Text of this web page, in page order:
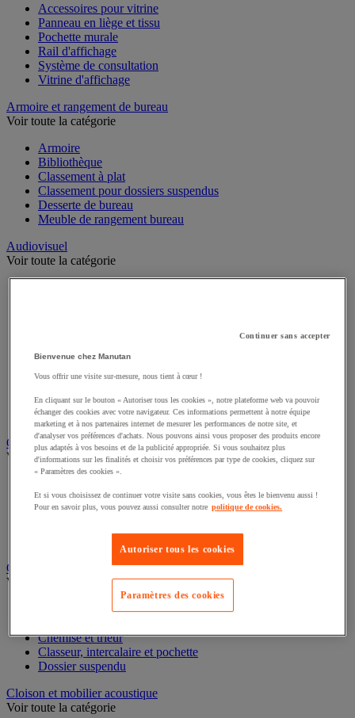
Accessoires pour vitrine
Panneau en liège et tissu
Pochette murale
Rail d'affichage
Système de consultation
Vitrine d'affichage
Armoire et rangement de bureau
Voir toute la catégorie
Armoire
Bibliothèque
Classement à plat
Classement pour dossiers suspendus
Desserte de bureau
Meuble de rangement bureau
Audiovisuel
Voir toute la catégorie
Matériel de projection et vidéoprojection
Sonorisation et enregistrement professionnels
Système d'affichage dynamique et interactif
Télévision, lecteur DVD et Blu-ray
Chauffage, climatisation et traitement de l'air
Voir toute la catégorie
Climatiseur
Rafraîchisseur d'air
Classement et archivage
Voir toute la catégorie
Accessoires de classement pour le bureau
Chemise et trieur
Classeur, intercalaire et pochette
Dossier suspendu
Cloison et mobilier acoustique
Voir toute la catégorie
Continuer sans accepter
Bienvenue chez Manutan
Vous offrir une visite sur-mesure, nous tient à cœur !
En cliquant sur le bouton « Autoriser tous les cookies », notre plateforme web va pouvoir
échanger des cookies avec votre navigateur. Ces informations permettent à notre équipe
marketing et à nos partenaires internet de mesurer les performances de notre site, et
d'analyser vos préférences d'achats. Nous pouvons ainsi vous proposer des produits encore
plus adaptés à vos besoins et de la publicité appropriée. Si vous souhaitez plus
d'informations sur les finalités et choisir vos préférences par type de cookies, cliquez sur
« Paramètres des cookies ».
Et si vous choisissez de continuer votre visite sans cookies, vous êtes le bienvenu aussi !
Pour en savoir plus, vous pouvez aussi consulter notre politique de cookies.
Autoriser tous les cookies
Paramètres des cookies